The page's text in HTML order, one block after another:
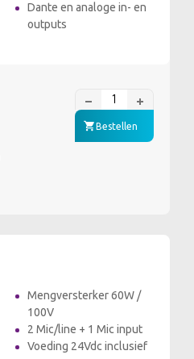
Dante en analoge in- en
outputs
Bestellen
Mengversterker 60W /
100V
2 Mic/line + 1 Mic input
Voeding 24Vdc inclusief